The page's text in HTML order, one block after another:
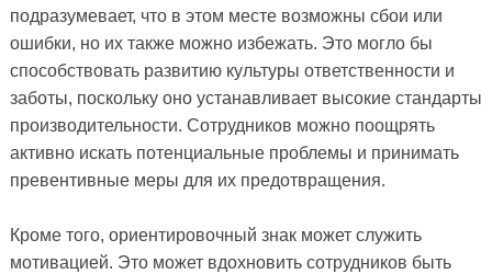
подразумевает, что в этом месте возможны сбои или
ошибки, но их также можно избежать. Это могло бы
способствовать развитию культуры ответственности и
заботы, поскольку оно устанавливает высокие стандарты
производительности. Сотрудников можно поощрять
активно искать потенциальные проблемы и принимать
превентивные меры для их предотвращения.
Кроме того, ориентировочный знак может служить
мотивацией. Это может вдохновить сотрудников быть